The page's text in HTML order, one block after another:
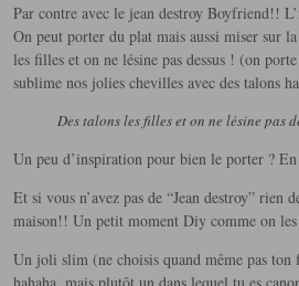
Par contre avec le jean destroy Boyfriend!!
On peut porter du plat mais aussi miser sur
les filles et on ne lésine pas dessus ! (on
sublime nos jolies chevilles avec des talons
Des talons les filles et on ne lésine pas
Un peu d’inspiration pour bien le porter ?
Et si vous n’avez pas de “Jean destroy” rien
maison!! Un petit moment Diy comme on
Un joli slim (ne choisis quand même pas ton